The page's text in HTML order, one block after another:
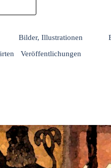
Bilder, Illustrationen
Veröffentlichungen